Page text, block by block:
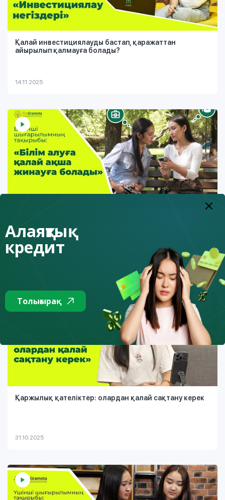
Қалай инвестициялауды бастап, қаражаттан
айырылып қалмауға болады?
14.11.2025
Қаржылық қателіктер: олардан қалай сақтану керек
31.10.2025
Алаяқтық
кредит
Толығырақ